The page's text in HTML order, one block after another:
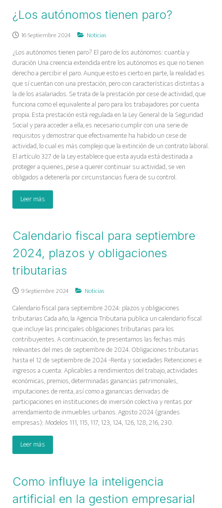
¿Los autónomos tienen paro?
16 Septiembre 2024 Noticias
¿Los autónomos tienen paro? El paro de los autónomos: cuantía y
duración Una creencia extendida entre los autónomos es que no tienen
derecho a percibir el paro. Aunque esto es cierto en parte, la realidad es
que sí cuentan con una prestación, pero con características distintas a
la de los asalariados. Se trata de la prestación por cese de actividad, que
funciona como el equivalente al paro para los trabajadores por cuenta
propia. Esta prestación está regulada en la Ley General de la Seguridad
Social y para acceder a ella, es necesario cumplir con una serie de
requisitos y demostrar que efectivamente ha habido un cese de
actividad, lo cual es más complejo que la extinción de un contrato laboral.
El artículo 327 de la Ley establece que esta ayuda está destinada a
proteger a quienes, pese a querer continuar su actividad, se ven
obligados a detenerla por circunstancias fuera de su control.
Leer más
Calendario fiscal para septiembre
2024, plazos y obligaciones
tributarias
9 Septiembre 2024 Noticias
Calendario fiscal para septiembre 2024: plazos y obligaciones
tributarias Cada año, la Agencia Tributaria publica un calendario fiscal
que incluye las principales obligaciones tributarias para los
contribuyentes. A continuación, te presentamos las fechas más
relevantes del mes de septiembre de 2024. Obligaciones tributarias
hasta el 12 de septiembre de 2024 -Renta y sociedades Retenciones e
ingresos a cuenta: Aplicables a rendimientos del trabajo, actividades
económicas, premios, determinadas ganancias patrimoniales,
imputaciones de renta, así como a ganancias derivadas de
participaciones en instituciones de inversión colectiva y rentas por
arrendamiento de inmuebles urbanos. Agosto 2024 (grandes
empresas): Modelos 111, 115, 117, 123, 124, 126, 128, 216, 230.
Leer más
Como influye la inteligencia
artificial en la gestion empresarial